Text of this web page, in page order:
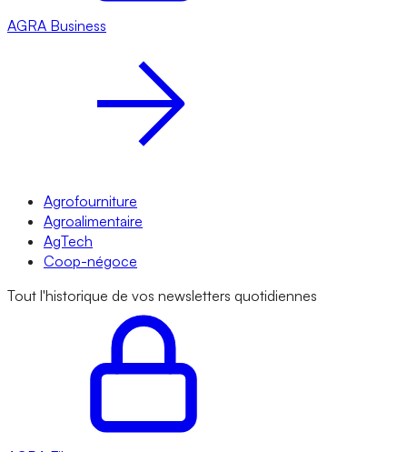
AGRA Business
Agrofourniture
Agroalimentaire
AgTech
Coop-négoce
Tout l'historique de vos newsletters quotidiennes